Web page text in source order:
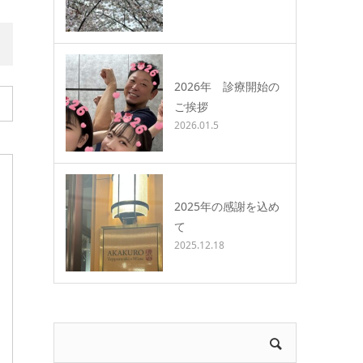
2026年 診療開始の
ご挨拶
2026.01.5
2025年の感謝を込め
て
2025.12.18